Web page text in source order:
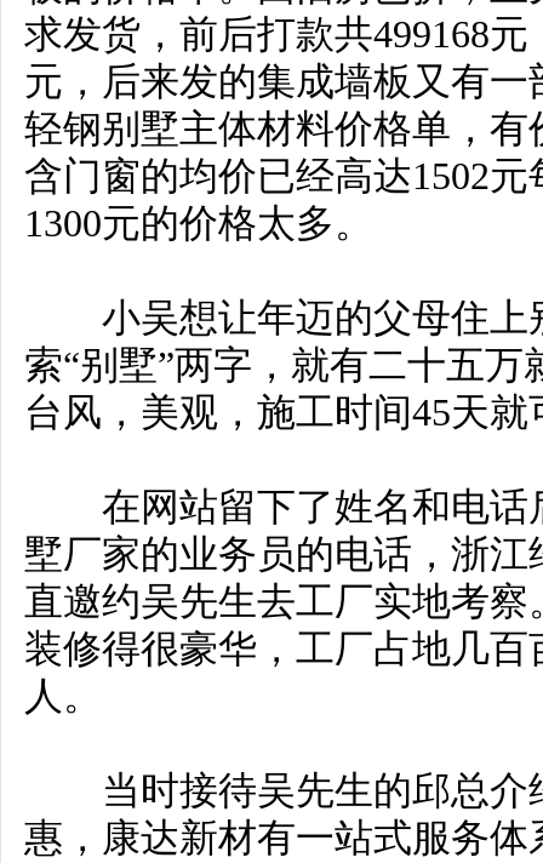
求发货，前后打款共499168
元，后来发的集成墙板又有
轻钢别墅主体材料价格单，
含门窗的均价已经高达1502
1300元的价格太多。
小吴想让年迈的父母住上
索“别墅”两字，就有二十五
台风，美观，施工时间45天就
在网站留下了姓名和电话
墅厂家的业务员的电话，浙
直邀约吴先生去工厂实地考
装修得很豪华，工厂占地几
人。
当时接待吴先生的邱总介
惠，康达新材有一站式服务